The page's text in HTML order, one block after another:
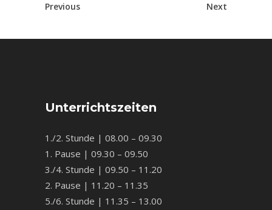
Previous Next
Unterrichtszeiten
1./2. Stunde | 08.00 – 09.30
1. Pause | 09.30 – 09.50
3./4. Stunde | 09.50 – 11.20
2. Pause | 11.20 – 11.35
5./6. Stunde | 11.35 – 13.00